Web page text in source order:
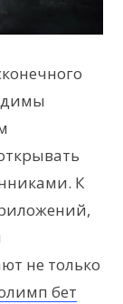
К
не только
бет